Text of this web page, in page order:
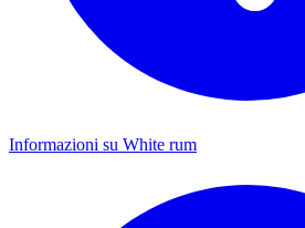
Informazioni su White rum